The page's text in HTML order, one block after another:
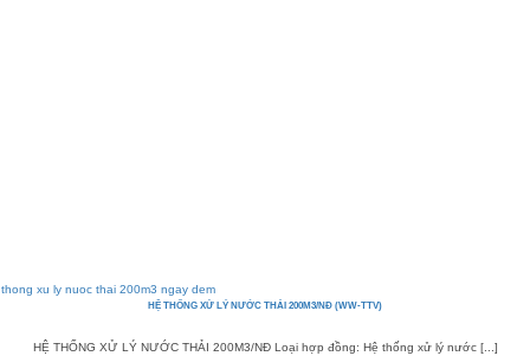
HỆ THỐNG XỬ LÝ NƯỚC THẢI 200M3/NĐ (WW-TTV)
HỆ THỐNG XỬ LÝ NƯỚC THẢI 200M3/NĐ Loại hợp đồng: Hệ thống xử lý nước [...]